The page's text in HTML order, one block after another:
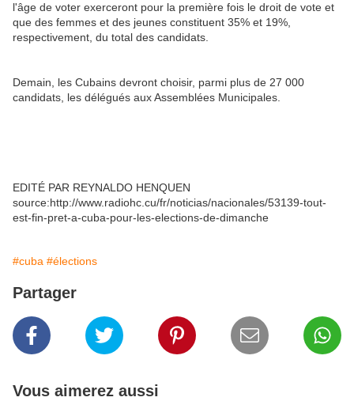
l'âge de voter exerceront pour la première fois le droit de vote et
que des femmes et des jeunes constituent 35% et 19%,
respectivement, du total des candidats.
Demain, les Cubains devront choisir, parmi plus de 27 000
candidats, les délégués aux Assemblées Municipales.
EDITÉ PAR REYNALDO HENQUEN
source:http://www.radiohc.cu/fr/noticias/nacionales/53139-tout-
est-fin-pret-a-cuba-pour-les-elections-de-dimanche
#cuba #élections
Partager
Vous aimerez aussi